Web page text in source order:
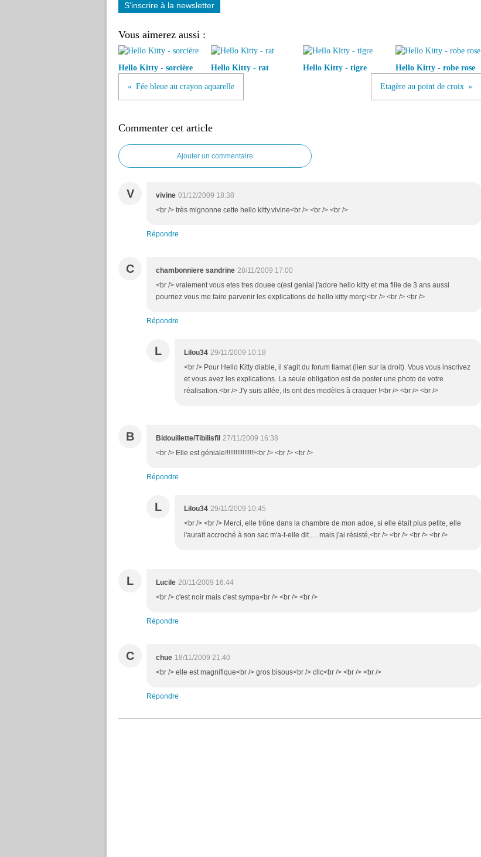
S'inscrire à la newsletter
Vous aimerez aussi :
Hello Kitty - sorcière Hello Kitty - rat Hello Kitty - tigre Hello Kitty - robe rose
Fée bleue au crayon aquarelle Etagère au point de croix
Commenter cet article
Ajouter un commentaire
V vivine 01/12/2009 18:38
<br /> très mignonne cette hello kitty.vivine<br /> <br /> <br />
Répondre
C chambonniere sandrine 28/11/2009 17:00
<br /> vraiement vous etes tres douee c(est genial j'adore hello kitty et ma fille de 3 ans aussi
pourriez vous me faire parvenir les explications de hello kitty merçi<br /> <br /> <br />
Répondre
L Lilou34 29/11/2009 10:18
<br /> Pour Hello Kitty diable, il s'agit du forum tiamat (lien sur la droit). Vous vous inscrivez
et vous avez les explications. La seule obligation est de poster une photo de votre
réalisation.<br /> J'y suis allée, ils ont des modèles à craquer !<br /> <br /> <br />
B Bidouillette/Tibilisfil 27/11/2009 16:38
<br /> Elle est géniale!!!!!!!!!!!!!!!!!<br /> <br /> <br />
Répondre
L Lilou34 29/11/2009 10:45
<br /> <br /> Merci, elle trône dans la chambre de mon adoe, si elle était plus petite, elle
l'aurait accroché à son sac m'a-t-elle dit..... mais j'ai résisté,<br /> <br /> <br /> <br />
L Lucile 20/11/2009 16:44
<br /> c'est noir mais c'est sympa<br /> <br /> <br />
Répondre
C chue 18/11/2009 21:40
<br /> elle est magnifique<br /> gros bisous<br /> clic<br /> <br /> <br />
Répondre